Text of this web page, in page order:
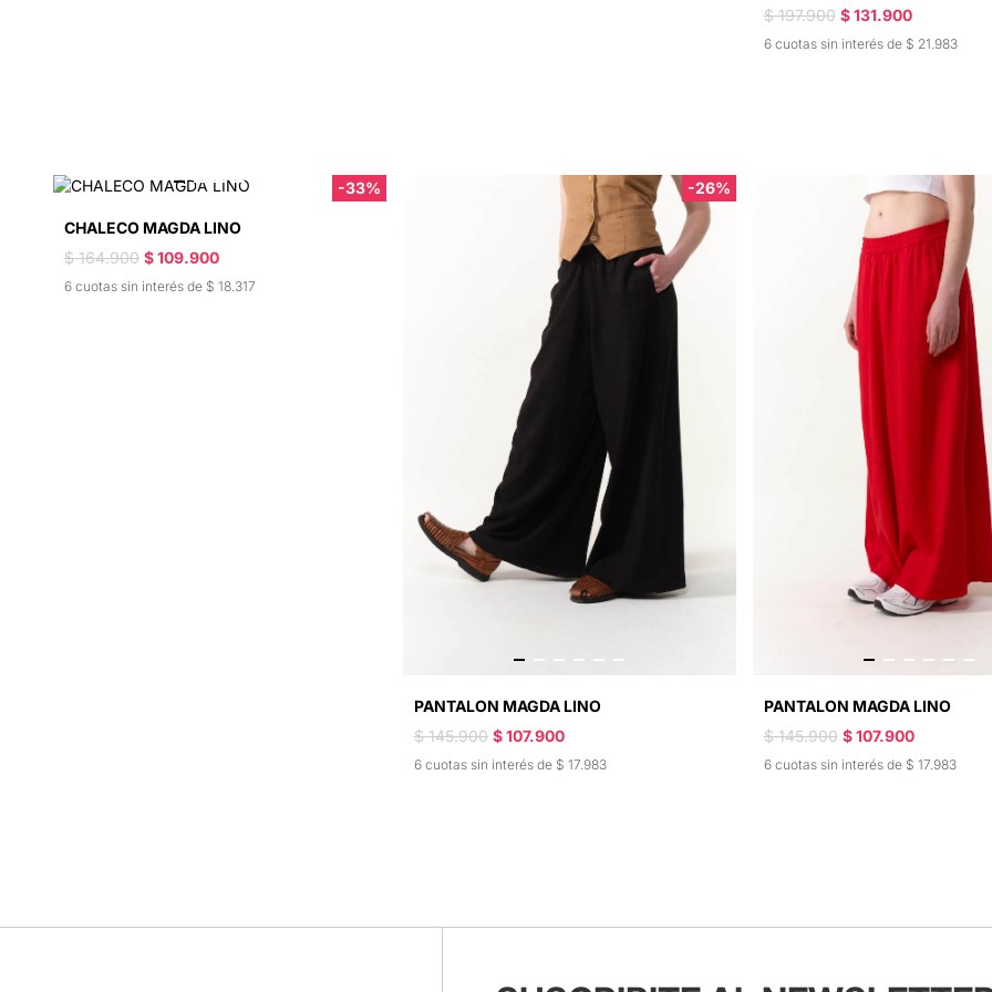
$ 197.900 $ 131.900
6 cuotas sin interés de $ 21.983
-33%
CHALECO MAGDA LINO
$ 164.900 $ 109.900
6 cuotas sin interés de $ 18.317
-26%
PANTALON MAGDA LINO
$ 145.900 $ 107.900
6 cuotas sin interés de $ 17.983
PANTALON MAGDA LINO
$ 145.900 $ 107.900
6 cuotas sin interés de $ 17.983